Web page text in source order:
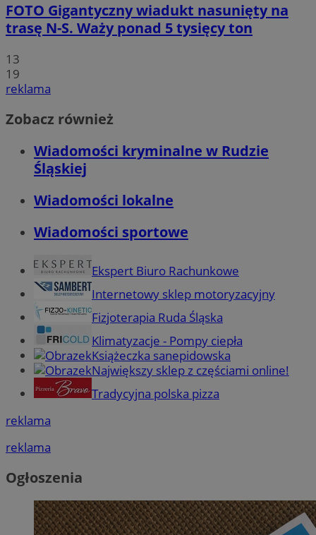
FOTO Gigantyczny wiadukt nasunięty na
trasę N-S. Waży ponad 5 tysięcy ton
13
19
reklama
Zobacz również
Wiadomości kryminalne w Rudzie
Śląskiej
Wiadomości lokalne
Wiadomości sportowe
Ekspert Biuro Rachunkowe
Internetowy sklep motoryzacyjny
Fizjoterapia Ruda Śląska
Klimatyzacje - Pompy ciepła
Książeczka sanepidowska
Największy sklep z częściami online!
Tradycyjna polska pizza
reklama
reklama
Ogłoszenia